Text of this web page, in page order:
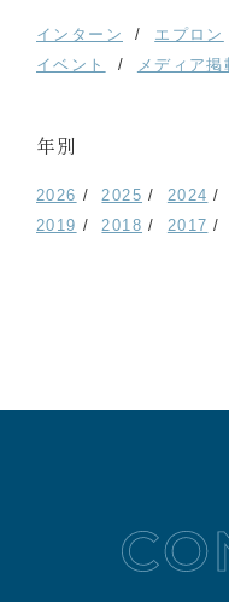
インターン エプロン
イベント
メディア掲
年別
2026 2025 2024
2019
2018 2017